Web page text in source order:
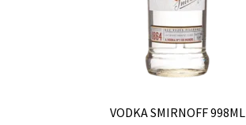
VODKA SMIRNOFF 998ML